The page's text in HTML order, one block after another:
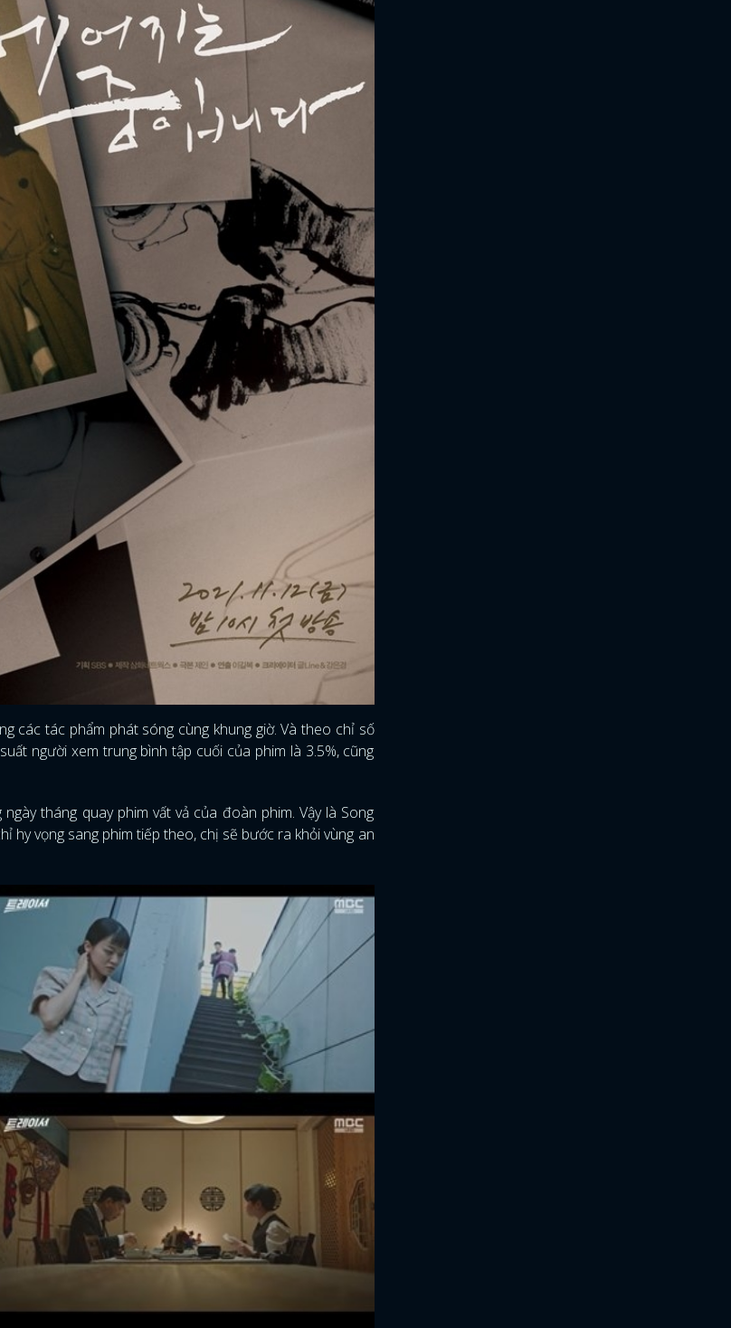
ĐĂNG NHẬP
FACEBOOK GOOGLE
các tác phẩm phát sóng cùng khung giờ. Và theo chỉ số
người xem trung bình tập cuối của phim là 3.5%, cũng
tháng quay phim vất vả của đoàn phim. Vậy là Song
hy vọng sang phim tiếp theo, chị sẽ bước ra khỏi vùng an